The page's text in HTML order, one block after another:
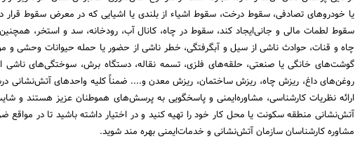
یا خودروهای تصادفی، سقوط درخت، سقوط اشیاء از بلندی یا اشیایی که در معرض سقوط
سقوط لطمات مالی و جانی‌ایجاد کند، ‌سقوط در چاه، ‌کانال آب، ‌رودخانه، ‌سد و استخر، ‌همچنین
چاه و قنات، ‌حوادث ناشی از سیل و آبگرفتگی، ‌خطر ناشی از حضور یا حمله حیوانات وحشی و
گوشت‌های خانگی یا صنعتی، ‌حلقه‌های فلزی، ‌تسمه نقاله، دستگاه برش، سوختگی‌های
روغن‌های داغ، ‌ریزش چاه، ریزش ساختمان، ‌ریزش معدن و.... ضمناً کلیه واحدهای آتش‌نشانی
ارائه نظریات کارشناسی، ‌مشاوره‌ایمنی و پاسخگویی به پرسش‌های هموطنان عزیز هستند و
آتش‌نشانی منطقه سکونت یا محل کار خود را تهیه کنید و در اختیار داشته باشید تا در مواقع
مشاوره کارشناسان سازمان آتش‌نشانی و خدمات‌ایمنی بهره مند شوید.